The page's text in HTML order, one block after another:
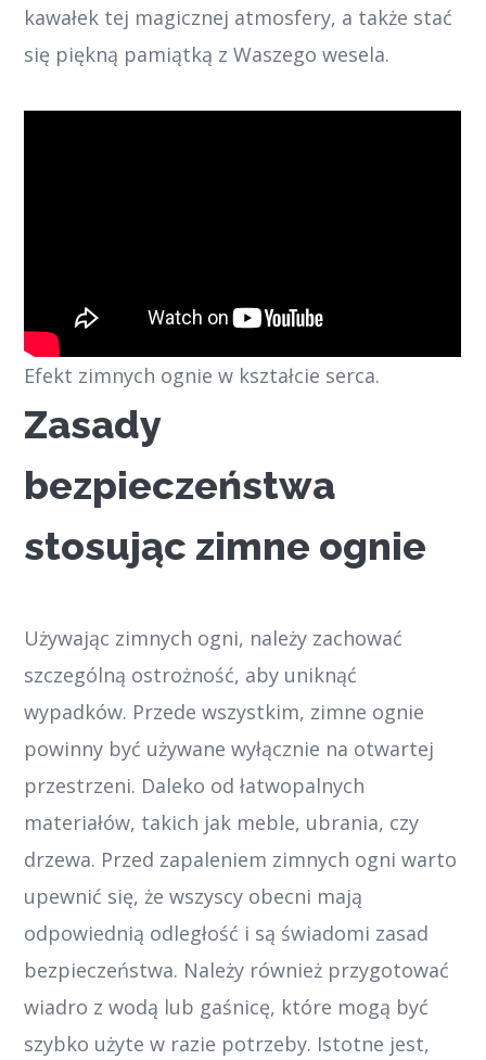
kawałek tej magicznej atmosfery, a także stać
się piękną pamiątką z Waszego wesela.
Efekt zimnych ognie w kształcie serca.
Zasady
bezpieczeństwa
stosując zimne ognie
Używając zimnych ogni, należy zachować
szczególną ostrożność, aby uniknąć
wypadków. Przede wszystkim, zimne ognie
powinny być używane wyłącznie na otwartej
przestrzeni. Daleko od łatwopalnych
materiałów, takich jak meble, ubrania, czy
drzewa. Przed zapaleniem zimnych ogni warto
upewnić się, że wszyscy obecni mają
odpowiednią odległość i są świadomi zasad
bezpieczeństwa. Należy również przygotować
wiadro z wodą lub gaśnicę, które mogą być
szybko użyte w razie potrzeby. Istotne jest,